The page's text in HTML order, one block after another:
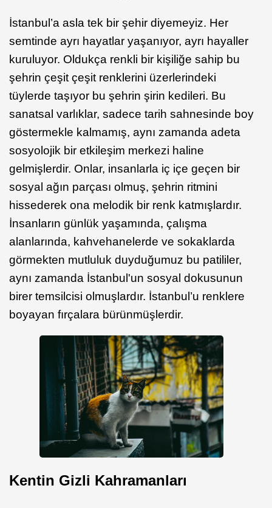
İstanbul’a asla tek bir şehir diyemeyiz. Her
semtinde ayrı hayatlar yaşanıyor, ayrı hayaller
kuruluyor. Oldukça renkli bir kişiliğe sahip bu
şehrin çeşit çeşit renklerini üzerlerindeki
tüylerde taşıyor bu şehrin şirin kedileri. Bu
sanatsal varlıklar, sadece tarih sahnesinde boy
göstermekle kalmamış, aynı zamanda adeta
sosyolojik bir etkileşim merkezi haline
gelmişlerdir. Onlar, insanlarla iç içe geçen bir
sosyal ağın parçası olmuş, şehrin ritmini
hissederek ona melodik bir renk katmışlardır.
İnsanların günlük yaşamında, çalışma
alanlarında, kahvehanelerde ve sokaklarda
görmekten mutluluk duyduğumuz bu patililer,
aynı zamanda İstanbul'un sosyal dokusunun
birer temsilcisi olmuşlardır. İstanbul’u renklere
boyayan fırçalara bürünmüşlerdir.
Kentin Gizli Kahramanları